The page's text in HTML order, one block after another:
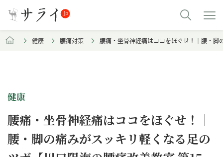
健康 腰痛対策 腰痛・坐骨神経痛はココをほぐせ！｜腰・
健康
腰痛・坐骨神経痛はココをほぐせ！｜
腰・脚の痛みがスッキリ軽くなる足の